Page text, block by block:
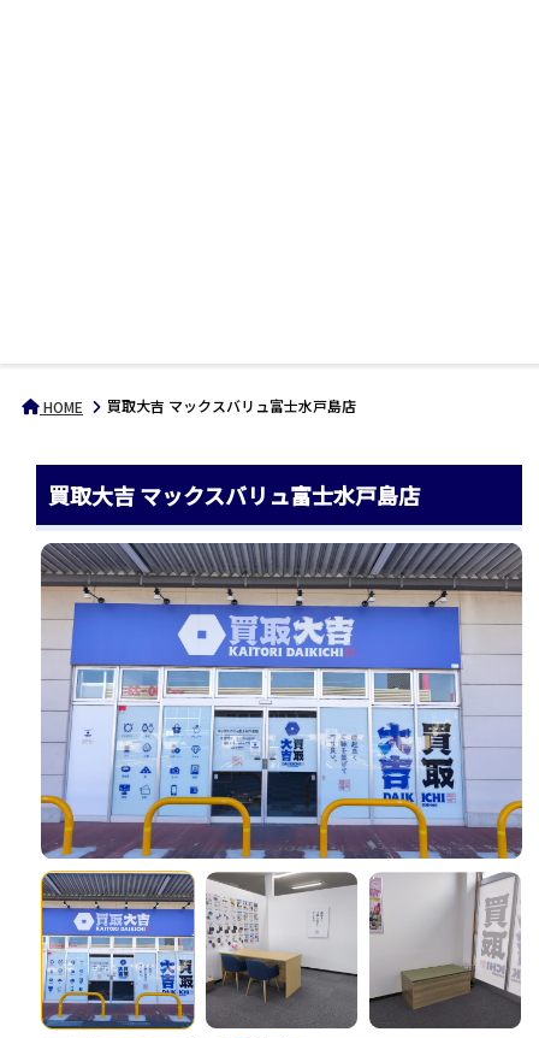
HOME 買取大吉 マックスバリュ富士水戸島店
買取大吉 マックスバリュ富士水戸島店